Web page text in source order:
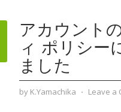
アカウント
ィ ポリシー
ました
by K.Yamachika ⋅ Leave a